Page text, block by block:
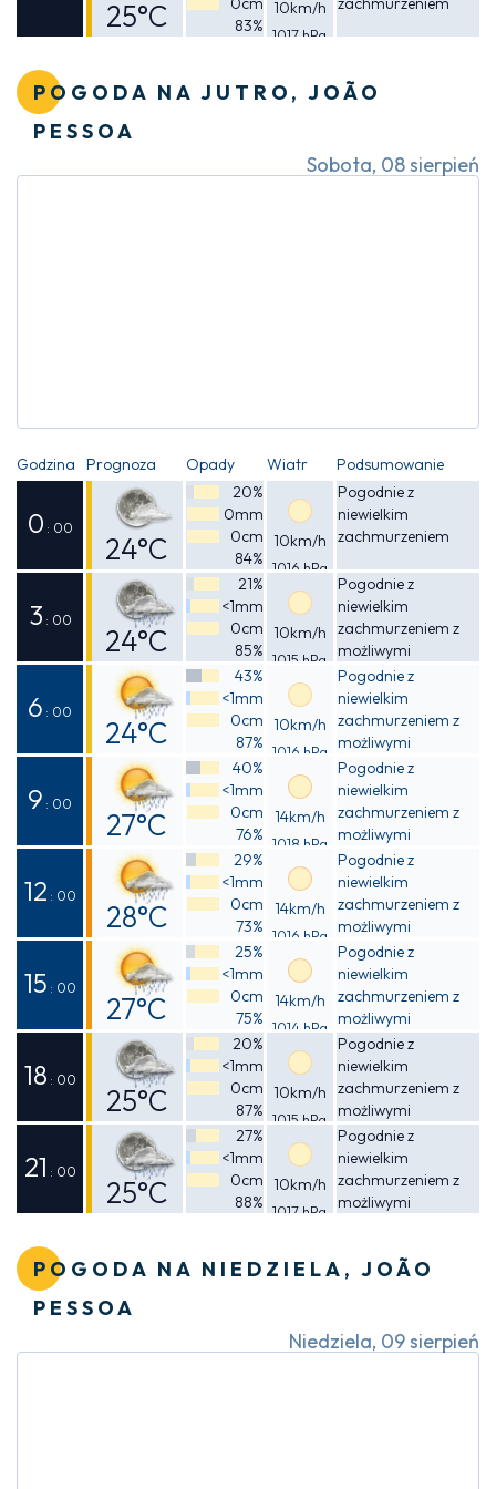
25°C
83%
10km/h
1017 hPa
POGODA NA JUTRO, JOÃO
PESSOA
Sobota, 08 sierpień
Godzina Prognoza Opady Wiatr Podsumowanie
0 : 00
24°C
Odczuwalna
25°C
20%
0mm
0cm
84%
10km/h
1016 hPa
Pogodnie z
niewielkim
zachmurzeniem
3 : 00
24°C
Odczuwalna
25°C
21%
<1mm
0cm
85%
10km/h
1015 hPa
Pogodnie z
niewielkim
zachmurzeniem z
możliwymi
przelotnymi
opadami deszczu
6 : 00
24°C
Odczuwalna
25°C
43%
<1mm
0cm
87%
10km/h
1016 hPa
Pogodnie z
niewielkim
zachmurzeniem z
możliwymi
przelotnymi
opadami deszczu
9 : 00
27°C
Odczuwalna
30°C
40%
<1mm
0cm
76%
14km/h
1018 hPa
Pogodnie z
niewielkim
zachmurzeniem z
możliwymi
przelotnymi
opadami deszczu
12 : 00
28°C
Odczuwalna
30°C
29%
<1mm
0cm
73%
14km/h
1016 hPa
Pogodnie z
niewielkim
zachmurzeniem z
możliwymi
przelotnymi
opadami deszczu
15 : 00
27°C
Odczuwalna
30°C
25%
<1mm
0cm
75%
14km/h
1014 hPa
Pogodnie z
niewielkim
zachmurzeniem z
możliwymi
przelotnymi
opadami deszczu
18 : 00
25°C
Odczuwalna
26°C
20%
<1mm
0cm
87%
10km/h
1015 hPa
Pogodnie z
niewielkim
zachmurzeniem z
możliwymi
przelotnymi
opadami deszczu
21 : 00
25°C
27%
<1mm
0cm
88%
10km/h
1017 hPa
Pogodnie z
niewielkim
zachmurzeniem z
możliwymi
POGODA NA NIEDZIELA, JOÃO
PESSOA
Niedziela, 09 sierpień